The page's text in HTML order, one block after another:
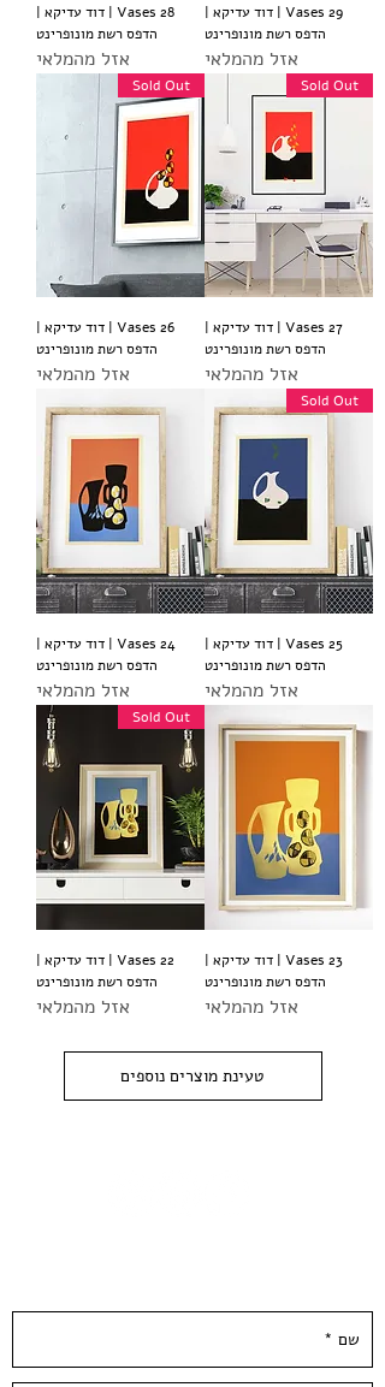
Vases 29 | דוד עדיקא |
הדפס רשת מונופרינט
אזל מהמלאי
Vases 28 | דוד עדיקא |
הדפס רשת מונופרינט
אזל מהמלאי
Sold Out
Vases 27 | דוד עדיקא |
הדפס רשת מונופרינט
אזל מהמלאי
Sold Out
Vases 26 | דוד עדיקא |
הדפס רשת מונופרינט
אזל מהמלאי
Sold Out
Vases 25 | דוד עדיקא |
הדפס רשת מונופרינט
אזל מהמלאי
Vases 24 | דוד עדיקא |
הדפס רשת מונופרינט
אזל מהמלאי
Vases 23 | דוד עדיקא |
הדפס רשת מונופרינט
אזל מהמלאי
Sold Out
Vases 22 | דוד עדיקא |
הדפס רשת מונופרינט
אזל מהמלאי
טעינת מוצרים נוספים